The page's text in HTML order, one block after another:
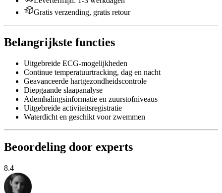
Gratis verzending, gratis retour
Belangrijkste functies
Uitgebreide ECG-mogelijkheden
Continue temperatuurtracking, dag en nacht
Geavanceerde hartgezondheidscontrole
Diepgaande slaapanalyse
Ademhalingsinformatie en zuurstofniveaus
Uitgebreide activiteitsregistratie
Waterdicht en geschikt voor zwemmen
Beoordeling door experts
8.4